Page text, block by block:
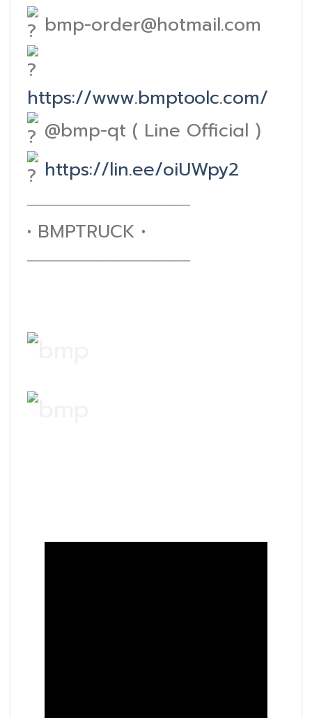
bmp-order@hotmail.com
https://www.bmptoolc.com/
@bmp-qt ( Line Officiɑl )
https://lin.ee/oiUWpy2
―――――――――
• BMPTRUCK •
―――――――――